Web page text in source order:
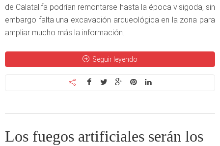
de Calatalifa podrían remontarse hasta la época visigoda, sin
embargo falta una excavación arqueológica en la zona para
ampliar mucho más la información.
Seguir leyendo
Los fuegos artificiales serán los